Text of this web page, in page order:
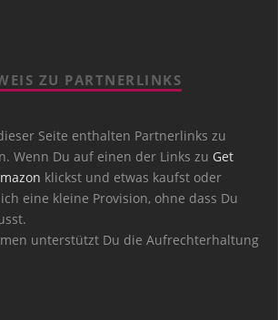
ZU PARTNERLINKS
Seite enthalten Partnerlinks zu
Wenn Du auf einen der Links zu Get
klickst und etwas kaufst oder
eine kleine Provision, ohne dass Du
unterstützt Du die Aufrechterhaltung